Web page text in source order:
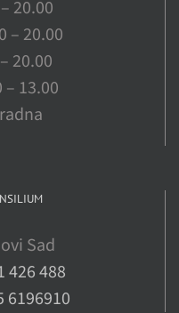
20.00
– 20.00
20.00
13.00
Sad
426 488
6196910